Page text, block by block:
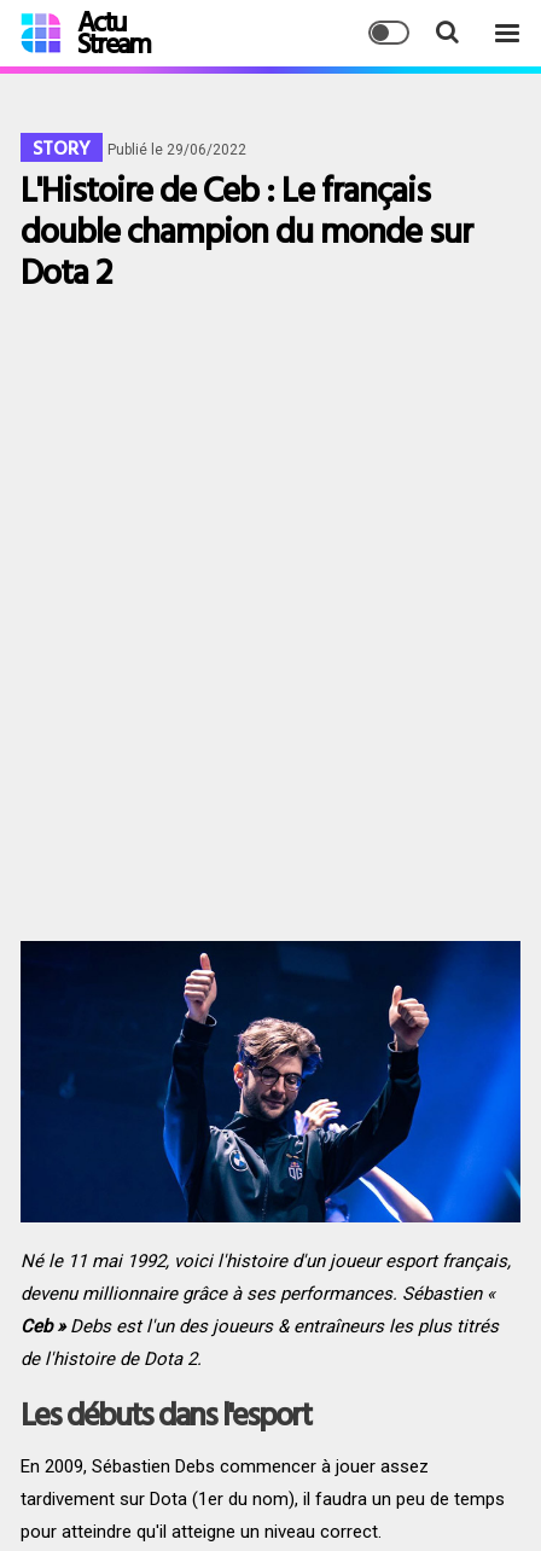
Actu
Stream
STORY Publié le 29/06/2022
L'Histoire de Ceb : Le français
double champion du monde sur
Dota 2
Né le 11 mai 1992, voici l'histoire d'un joueur esport français,
devenu millionnaire grâce à ses performances. Sébastien «
Ceb »Debs est l'un des joueurs & entraîneurs les plus titrés
de l'histoire de Dota 2.
Les débuts dans l'esport
En 2009, Sébastien Debs commencer à jouer assez
tardivement sur Dota (1er du nom), il faudra un peu de temps
pour atteindre qu'il atteigne un niveau correct.